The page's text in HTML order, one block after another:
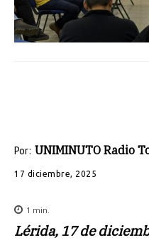
Por: UNIMINUTO Radio
17 diciembre, 2025
1 min.
Lérida, 17 de